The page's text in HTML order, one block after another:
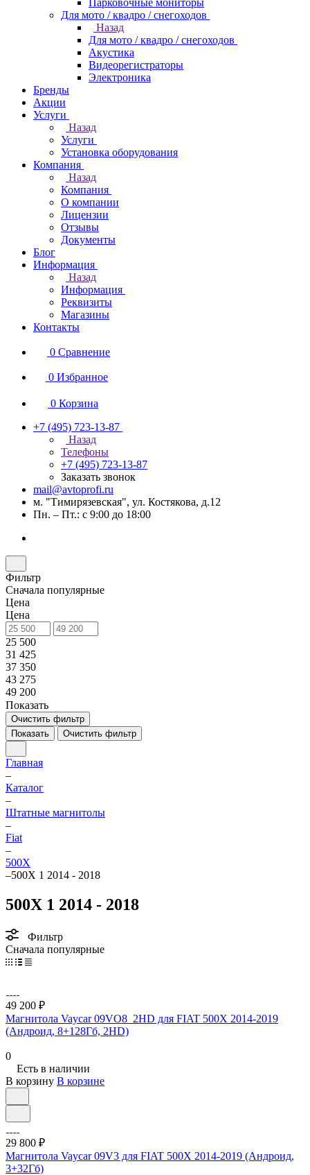
Парковочные мониторы
Для мото / квадро / снегоходов
Назад
Для мото / квадро / снегоходов
Акустика
Видеорегистраторы
Электроника
Бренды
Акции
Услуги
Назад
Услуги
Установка оборудования
Компания
Назад
Компания
О компании
Лицензии
Отзывы
Документы
Блог
Информация
Назад
Информация
Реквизиты
Магазины
Контакты
0 Сравнение
0 Избранное
0 Корзина
+7 (495) 723-13-87
Назад
Телефоны
+7 (495) 723-13-87
Заказать звонок
mail@avtoprofi.ru
м. "Тимирязевская", ул. Костякова, д.12
Пн. – Пт.: с 9:00 до 18:00
Фильтр
Сначала популярные
Цена
Цена
25 500
31 425
37 350
43 275
49 200
Показать
Очистить фильтр
Показать
Очистить фильтр
Главная
–
Каталог
–
Штатные магнитолы
–
Fiat
–
500X
–500X 1 2014 - 2018
500X 1 2014 - 2018
Фильтр
Сначала популярные
49 200 ₽
Магнитола Vaycar 09VO8_2HD для FIAT 500X 2014-2019
(Андроид, 8+128Гб, 2HD)
0
Есть в наличии
В корзину В корзине
29 800 ₽
Магнитола Vaycar 09V3 для FIAT 500X 2014-2019 (Андроид,
3+32Гб)